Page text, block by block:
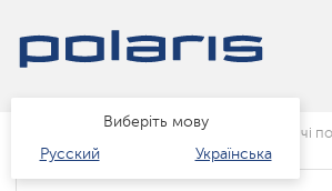
Виберіть мову
Русский
Українська
Каталог клімат очищувачі